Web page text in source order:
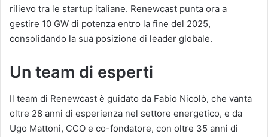
rilievo tra le startup italiane. Renewcast punta ora a
gestire 10 GW di potenza entro la fine del 2025,
consolidando la sua posizione di leader globale.
Un team di esperti
Il team di Renewcast è guidato da Fabio Nicolò, che vanta
oltre 28 anni di esperienza nel settore energetico, e da
Ugo Mattoni, CCO e co-fondatore, con oltre 35 anni di